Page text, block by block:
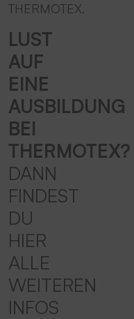
THERMOTEX.
LUST
AUF
EINE
AUSBILDUNG
BEI
THERMOTEX?
DANN
FINDEST
DU
HIER
ALLE
WEITEREN
INFOS